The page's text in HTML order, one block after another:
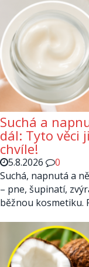
Suchá a
dál: Tyto věci
chvíle!
5.8.2026
0
Suchá, napnutá a
– pne, šupinatí,
běžnou kosmetiku.